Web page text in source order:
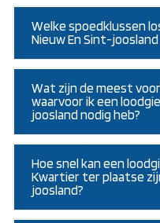
Welke spoedklussen
Nieuw En Sint-
Wat zijn de meest
waarvoor ik een
joosland nodig heb?
Hoe snel kan een
Kwartier ter plaatse
joosland?